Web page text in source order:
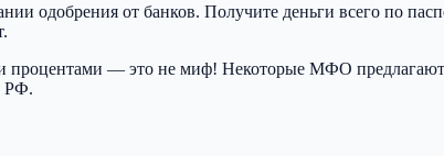
одобрения от банков. Получите деньги всего по
— это не миф! Некоторые МФО
РФ.